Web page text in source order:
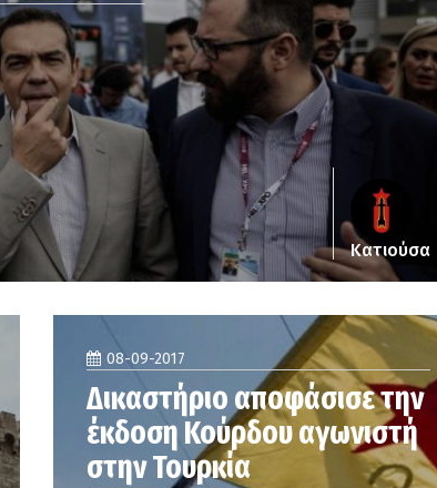
Κατιούσα
08-09-2017
Δικαστήριο αποφάσισε την
έκδοση Κούρδου αγωνιστή
στην Τουρκία